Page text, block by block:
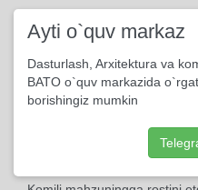
So‘yla mango, ey sanam,
Bir kecha aylab mango
Kulbayi ahzonima bo‘lsang
Ayti o`quv markaz
Dasturlash, Arxitektura va
BATO o`quv markazida
borishingiz mumkin